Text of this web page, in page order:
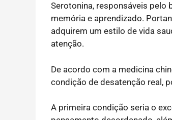
Serotonina, responsáveis pelo
memória e aprendizado.
adquirem um estilo de vida
atenção.
De acordo com a medicina
condição de desatenção real,
A primeira condição seria o